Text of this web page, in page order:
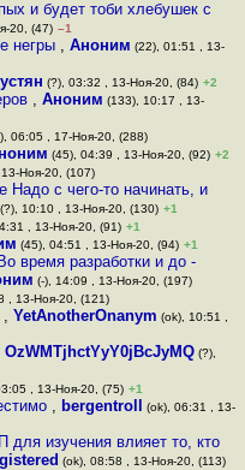
и будет тоби хлебушек с
20, (47) –1
негры , Аноним (22), 01:51 , 13-
(?), 03:32 , 13-Ноя-20, (84) +2
, Аноним (133), 10:17 , 13-
06:05 , 17-Ноя-20, (288)
(45), 04:39 , 13-Ноя-20, (92) +2
Ноя-20, (107)
с чего-то начинать, и
(?), 10:10 , 13-Ноя-20, (130) +1
, 13-Ноя-20, (91) +1
(45), 04:51 , 13-Ноя-20, (94) +1
время разработки и до -
(-), 14:09 , 13-Ноя-20, (197)
, 13-Ноя-20, (121)
,YetAnotherOnanym (ok), 10:51 ,
OzWMTjhctYyY0jBcJyMQ(?),
, 13-Ноя-20, (75) +1
, bergentroll (ok), 06:31 , 13-
для изучения влияет то, кто
(ok), 08:58 , 13-Ноя-20, (113)